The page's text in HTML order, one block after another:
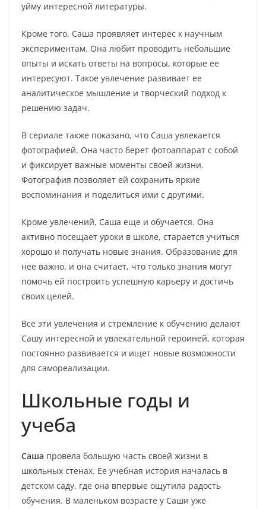
уйму интересной литературы.
Кроме того, Саша проявляет интерес к научным
экспериментам. Она любит проводить небольшие
опыты и искать ответы на вопросы, которые ее
интересуют. Такое увлечение развивает ее
аналитическое мышление и творческий подход к
решению задач.
В сериале также показано, что Саша увлекается
фотографией. Она часто берет фотоаппарат с собой
и фиксирует важные моменты своей жизни.
Фотография позволяет ей сохранить яркие
воспоминания и поделиться ими с другими.
Кроме увлечений, Саша еще и обучается. Она
активно посещает уроки в школе, старается учиться
хорошо и получать новые знания. Образование для
нее важно, и она считает, что только знания могут
помочь ей построить успешную карьеру и достичь
своих целей.
Все эти увлечения и стремление к обучению делают
Сашу интересной и увлекательной героиней, которая
постоянно развивается и ищет новые возможности
для самореализации.
Школьные годы и
учеба
Саша провела большую часть своей жизни в
школьных стенах. Ее учебная история началась в
детском саду, где она впервые ощутила радость
обучения. В маленьком возрасте у Саши уже